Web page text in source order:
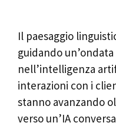
Il paesaggio
guidando
nell’intelligenza
interazioni con i
stanno avanzando
verso un’IA